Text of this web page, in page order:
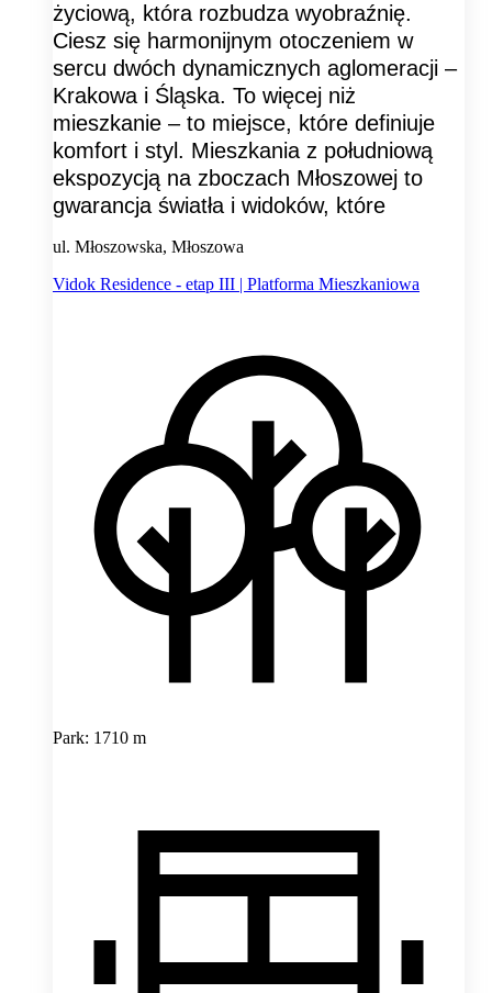
życiową, która rozbudza wyobraźnię.
Ciesz się harmonijnym otoczeniem w
sercu dwóch dynamicznych aglomeracji –
Krakowa i Śląska. To więcej niż
mieszkanie – to miejsce, które definiuje
komfort i styl. Mieszkania z południową
ekspozycją na zboczach Młoszowej to
gwarancja światła i widoków, które
ul. Młoszowska, Młoszowa
Vidok Residence - etap III | Platforma Mieszkaniowa
Park: 1710 m